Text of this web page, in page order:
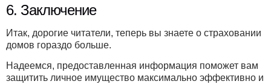
6. Заключение
Итак, дорогие читатели, теперь вы знаете о страховании
домов гораздо больше.
Надеемся, предоставленная информация поможет вам
защитить личное имущество максимально эффективно и